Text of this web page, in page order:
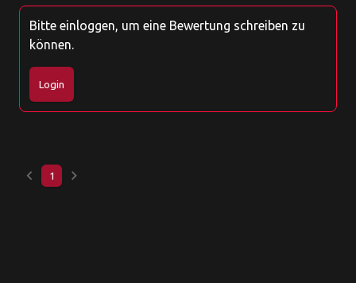
Bitte einloggen, um eine Bewertung schreiben zu
können.
Login
keyboard_arrow_left 1 keyboard_arrow_right